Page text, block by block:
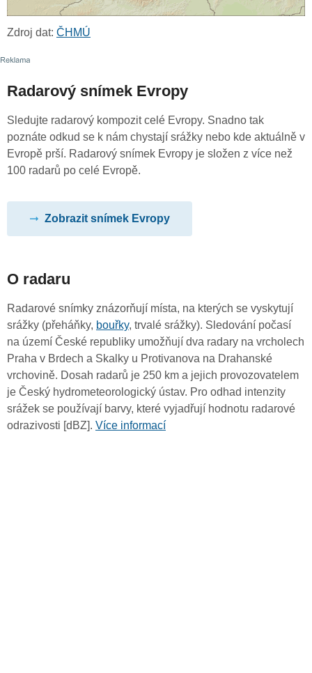
Zdroj dat: ČHMÚ
Radarový snímek Evropy
Sledujte radarový kompozit celé Evropy. Snadno tak
poznáte odkud se k nám chystají srážky nebo kde aktuálně v
Evropě prší. Radarový snímek Evropy je složen z více než
100 radarů po celé Evropě.
Zobrazit snímek Evropy
O radaru
Radarové snímky znázorňují místa, na kterých se vyskytují
srážky (přeháňky, bouřky, trvalé srážky). Sledování počasí
na území České republiky umožňují dva radary na vrcholech
Praha v Brdech a Skalky u Protivanova na Drahanské
vrchovině. Dosah radarů je 250 km a jejich provozovatelem
je Český hydrometeorologický ústav. Pro odhad intenzity
srážek se používají barvy, které vyjadřují hodnotu radarové
odrazivosti [dBZ]. Více informací